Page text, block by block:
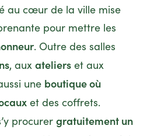
au cœur de la ville mise
pour mettre les
. Outre des salles
, aux ateliers et aux
une boutique où
et des coffrets.
procurer gratuitement un